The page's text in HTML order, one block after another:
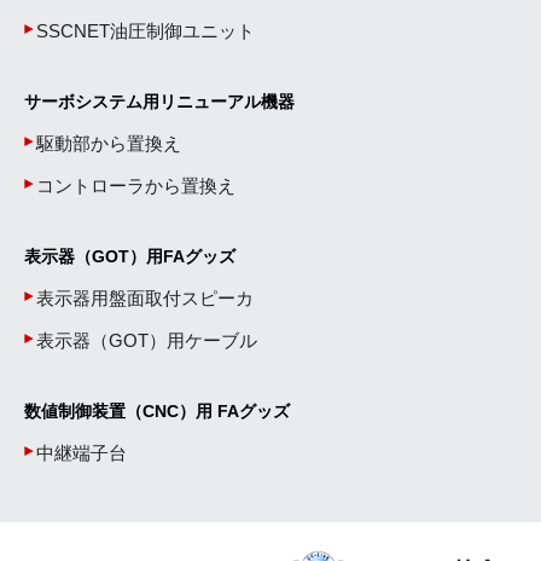
SSCNET油圧制御ユニット
サーボシステム用リニューアル機器
駆動部から置換え
コントローラから置換え
表示器（GOT）用FAグッズ
表示器用盤面取付スピーカ
表示器（GOT）用ケーブル
数値制御装置（CNC）用 FAグッズ
中継端子台